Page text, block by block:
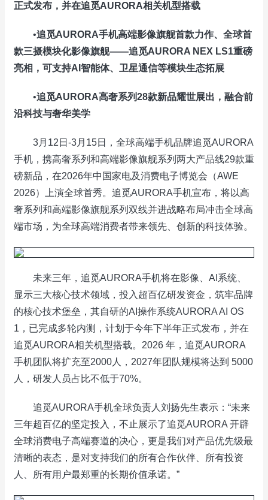
正式发布，并在追觅AURORA相关机型搭载
•追觅AURORA手机高端影像旗舰首款力作、全球首
款三摄模块化影像旗舰——追觅AURORA NEX LS1重磅
亮相，可支持AI 智能体、卫星通信等模块生态拓展
•追觅AURORA高奢系列28款新品耀世展出，融合前
沿科技与奢华美学
3月12日-3月15日，全球高端手机品牌追觅AURORA
手机，携高奢系列和高端影像旗舰系列两大产品线29款重
磅新品，在2026年中国家电及消费电子博览会（AWE
2026）上演全球首秀。追觅AURORA手机宣布，将以高
奢系列和高端影像旗舰系列双线并进战略布局冲击全球高
端市场，为全球高端消费者带来领先、创新的科技体验。
未来三年，追觅AURORA手机将在影像、AI系统、
显示三大核心技术领域，投入超百亿研发资金，筑牢品牌
的核心技术堡垒，其自研的AI操作系统AURORA AI OS
1，已完成多轮内测，计划于今年下半年正式发布，并在
追觅AURORA相关机型搭载。2026 年，追觅AURORA
手机团队将扩充至2000人，2027年团队规模将达到 5000
人，研发人员占比不低于70%。
追觅AURORA手机全球负责人刘扬先生表示：“未来
三年超百亿的坚定投入，不止展示了追觅AURORA 开辟
全球消费电子高端赛道的决心，更是我们对产品优先级最
清晰的表态，是对支持我们的所有合作伙伴、所有投资
人、所有用户最郑重的长期价值承诺。”